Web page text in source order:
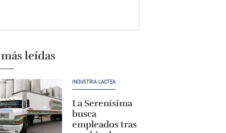
leídas
INDUSTRIA LÁCTEA
La Serenísima
busca
empleados tras